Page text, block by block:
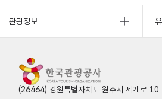
관광정보
(26464) 강원특별자치도 원주시 세계로 10